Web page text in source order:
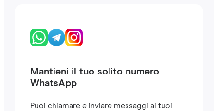
Mantieni il tuo solito numero
WhatsApp
Puoi chiamare e inviare messaggi ai tuoi